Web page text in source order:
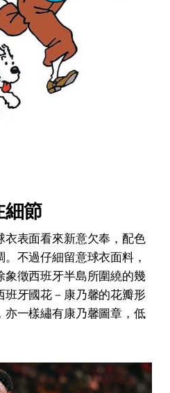
細節
衣表面看來新意欠奉，配色
不過仔細留意球衣面料，
象徵西班牙半島所圍繞的幾
班牙國花－康乃馨的花瓣形
亦一樣繡有康乃馨圖章，低